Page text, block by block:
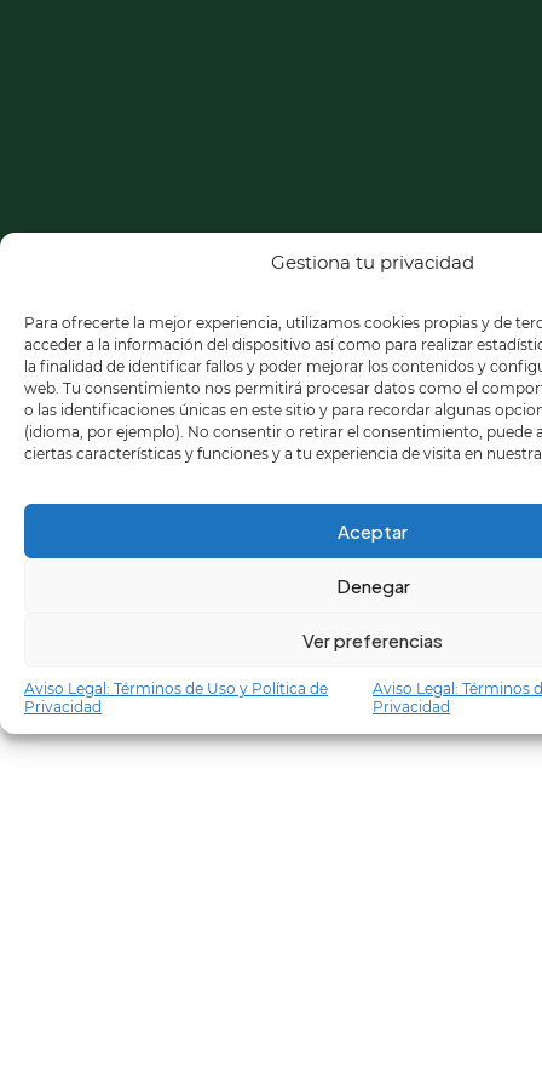
Gestiona tu privacidad
Para ofrecerte la mejor experiencia, utilizamos cookies propias y de
acceder a la información del dispositivo así como para realizar
la finalidad de identificar fallos y poder mejorar los contenidos y
web. Tu consentimiento nos permitirá procesar datos como el
o las identificaciones únicas en este sitio y para recordar algunas
(idioma, por ejemplo). No consentir o retirar el consentimiento, puede
ciertas características y funciones y a tu experiencia de visita en
Aceptar
Denegar
Ver preferencias
Aviso Legal: Términos de Uso y Política de
Privacidad
Aviso Legal: Términos
Privacidad